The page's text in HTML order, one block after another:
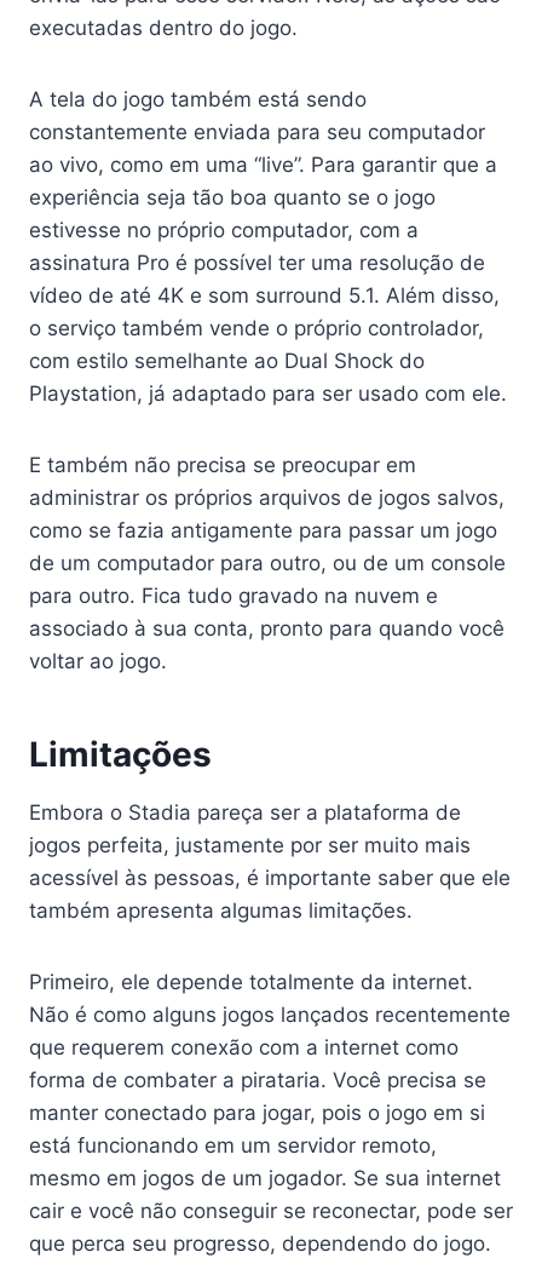
executadas dentro do jogo.
A tela do jogo também está sendo
constantemente enviada para seu computador
ao vivo, como em uma “live”. Para garantir que a
experiência seja tão boa quanto se o jogo
estivesse no próprio computador, com a
assinatura Pro é possível ter uma resolução de
vídeo de até 4K e som surround 5.1. Além disso,
o serviço também vende o próprio controlador,
com estilo semelhante ao Dual Shock do
Playstation, já adaptado para ser usado com ele.
E também não precisa se preocupar em
administrar os próprios arquivos de jogos salvos,
como se fazia antigamente para passar um jogo
de um computador para outro, ou de um console
para outro. Fica tudo gravado na nuvem e
associado à sua conta, pronto para quando você
voltar ao jogo.
Limitações
Embora o Stadia pareça ser a plataforma de
jogos perfeita, justamente por ser muito mais
acessível às pessoas, é importante saber que ele
também apresenta algumas limitações.
Primeiro, ele depende totalmente da internet.
Não é como alguns jogos lançados recentemente
que requerem conexão com a internet como
forma de combater a pirataria. Você precisa se
manter conectado para jogar, pois o jogo em si
está funcionando em um servidor remoto,
mesmo em jogos de um jogador. Se sua internet
cair e você não conseguir se reconectar, pode ser
que perca seu progresso, dependendo do jogo.